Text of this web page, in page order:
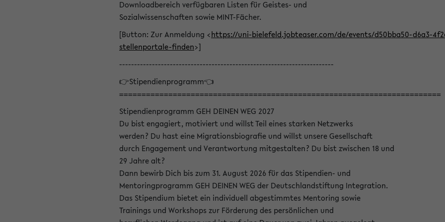
Downloadbereich verfügbaren Listen für Geistes- und
Sozialwissenschaften sowie MINT-Fächer.
[Button: Zur Anmeldung <https://uni-bielefeld.jobteaser.com/de/events/d50bba50-d6a3-
stellenportale-finden>]
------------------------------------------------------------------------
👉Stipendienprogramm👈
========================================================================
Stipendienprogramm GEH DEINEN WEG 2027
Du bist engagiert, motiviert und willst Teil eines starken Netzwerks
werden? Du hast eine Migrationsbiografie und willst unsere Gesellschaft
durch Engagement und Verantwortung mitgestalten? Du bist zwischen 18 und
29 Jahre alt?
Dann bewirb Dich bis zum 31. August 2026 für das Stipendien- und
Mentoringprogramm GEH DEINEN WEG der Deutschlandstiftung Integration.
Das Stipendium bietet ein individuell abgestimmtes Mentoring sowie
Trainings und Workshops zur Förderung des persönlichen und